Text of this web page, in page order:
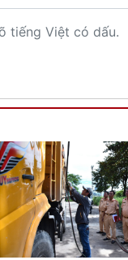
tiếng Việt có dấu.